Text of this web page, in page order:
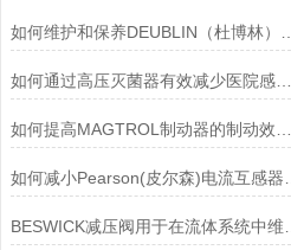
如何通过高压灭菌器有效减少医院感染风险？